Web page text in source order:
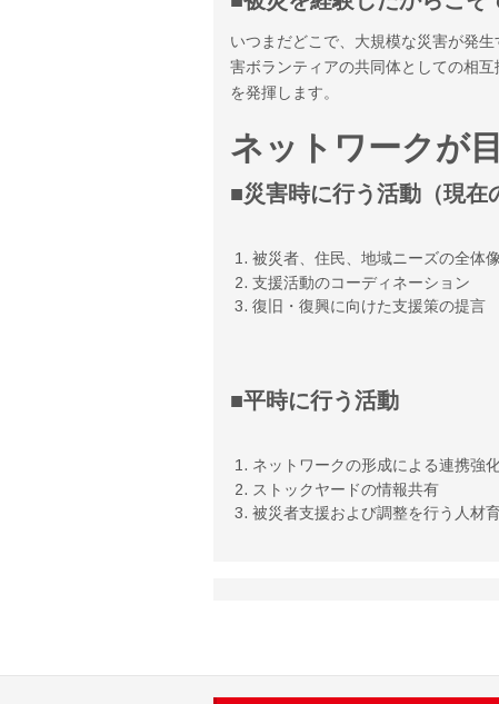
いつまだどこで、大規模な災害が発
害ボランティアの共同体としての相
を発揮します。
ネットワークが
■災害時に行う活動（現在
被災者、住民、地域ニーズの全体
支援活動のコーディネーション
復旧・復興に向けた支援策の提言
■平時に行う活動
ネットワークの形成による連携強
ストックヤードの情報共有
被災者支援および調整を行う人材